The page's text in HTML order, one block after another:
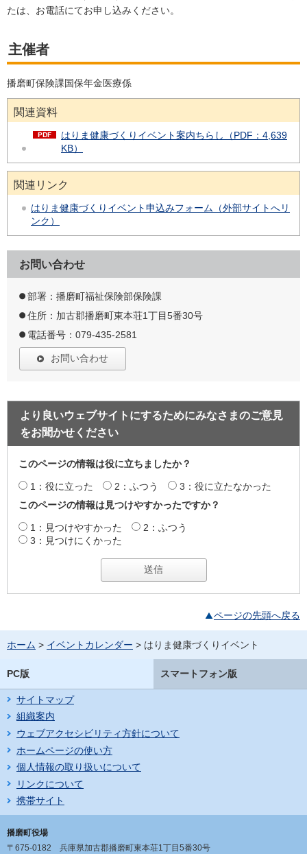
たは、お電話にてお申し込みください。
主催者
播磨町保険課国保年金医療係
関連資料
はりま健康づくりイベント案内ちらし（PDF：4,639
KB）
関連リンク
はりま健康づくりイベント申込みフォーム（外部サイトへリ
ンク）
お問い合わせ
部署：播磨町福祉保険部保険課
住所：加古郡播磨町東本荘1丁目5番30号
電話番号：079-435-2581
お問い合わせ
より良いウェブサイトにするためにみなさまのご意見
をお聞かせください
このページの情報は役に立ちましたか？
1：役に立った 2：ふつう
3：役に立たなかった
このページの情報は見つけやすかったですか？
1：見つけやすかった
2：ふつう
3：見つけにくかった
ページの先頭へ戻る
ホーム > イベントカレンダー > はりま健康づくりイベント
PC版 スマートフォン版
サイトマップ
組織案内
ウェブアクセシビリティ方針について
ホームページの使い方
個人情報の取り扱いについて
リンクについて
携帯サイト
播磨町役場
〒675-0182 兵庫県加古郡播磨町東本荘1丁目5番30号